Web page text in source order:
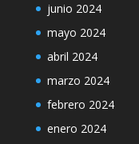
junio 2024
mayo 2024
abril 2024
marzo 2024
febrero 2024
enero 2024